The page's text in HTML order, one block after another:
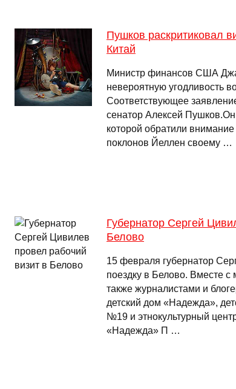
Пушков раскритиковал
Китай
Министр финансов США
невероятную угодливость
Соответствующее
сенатор Алексей
которой обратили
поклонов Йеллен своему …
Губернатор Сергей
Белово
15 февраля губернатор
поездку в Белово. Вместе
также журналистами и
детский дом «Надежда»,
№19 и этнокультурный
«Надежда» П …